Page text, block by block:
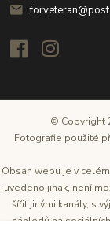
© Copyright
Fotografie použité
Obsah webu je v
uvedeno jinak, není
šířit jinými kanály, s
náhledů na